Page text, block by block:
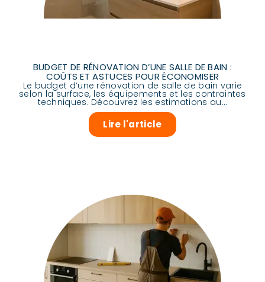
BUDGET DE RÉNOVATION D’UNE SALLE DE BAIN :
COÛTS ET ASTUCES POUR ÉCONOMISER
Le budget d’une rénovation de salle de bain varie
selon la surface, les équipements et les contraintes
techniques. Découvrez les estimations au...
Lire l'article